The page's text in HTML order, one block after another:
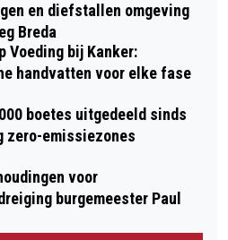
en diefstallen omgeving
Breda
Voeding bij Kanker:
handvatten voor elke fase
boetes uitgedeeld sinds
zero-emissiezones
voor
burgemeester Paul